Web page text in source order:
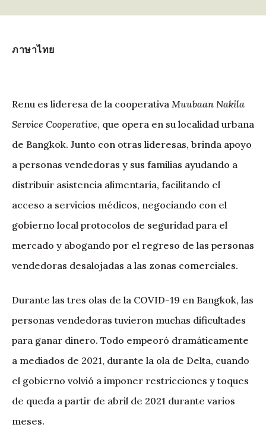
ภาษาไทย
Renu es lideresa de la cooperativa Muubaan Nakila
Service Cooperative, que opera en su localidad urbana
de Bangkok. Junto con otras lideresas, brinda apoyo
a personas vendedoras y sus familias ayudando a
distribuir asistencia alimentaria, facilitando el
acceso a servicios médicos, negociando con el
gobierno local protocolos de seguridad para el
mercado y abogando por el regreso de las personas
vendedoras desalojadas a las zonas comerciales.
Durante las tres olas de la COVID-19 en Bangkok, las
personas vendedoras tuvieron muchas dificultades
para ganar dinero. Todo empeoró dramáticamente
a mediados de 2021, durante la ola de Delta, cuando
el gobierno volvió a imponer restricciones y toques
de queda a partir de abril de 2021 durante varios
meses.